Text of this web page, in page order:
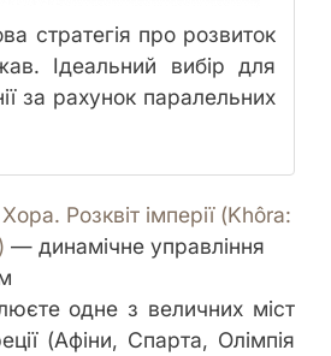
стратегія про розвиток
Ідеальний вибір для
за рахунок паралельних
Розквіт імперії (Khôra:
— динамічне управління
одне з величних міст
(Афіни, Спарта, Олімпія